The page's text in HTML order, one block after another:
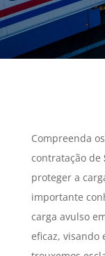
Compreenda
contratação de
proteger a
importante
carga avulso
eficaz, visando